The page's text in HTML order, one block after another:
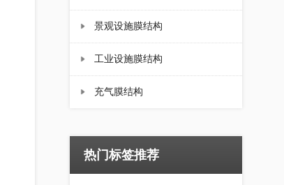
景观设施膜结构
工业设施膜结构
充气膜结构
热门标签推荐